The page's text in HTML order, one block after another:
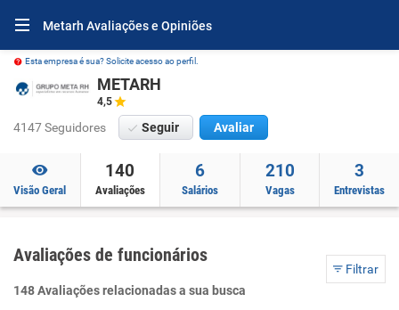
Metarh Avaliações e Opiniões
Esta empresa é sua? Solicite acesso ao perfil.
METARH
4,5
4147 Seguidores Seguir Avaliar
Visão Geral
140
Avaliações
6
Salários
210
Vagas
3
Entrevistas
Avaliações de funcionários
Filtrar
148 Avaliações relacionadas a sua busca